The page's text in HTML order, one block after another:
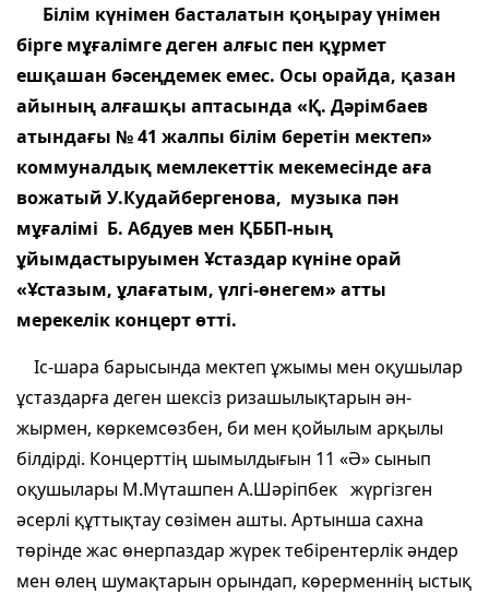
Білім күнімен басталатын қоңырау үнімен
бірге мұғалімге деген алғыс пен құрмет
ешқашан бәсеңдемек емес. Осы орайда, қазан
айының алғашқы аптасында «Қ. Дәрімбаев
атындағы № 41 жалпы білім беретін мектеп»
коммуналдық мемлекеттік мекемесінде аға
вожатый У.Кудайбергенова, музыка пән
мұғалімі Б. Абдуев мен ҚББП-ның
ұйымдастыруымен Ұстаздар күніне орай
«Ұстазым, ұлағатым, үлгі-өнегем» атты
мерекелік концерт өтті.
Іс-шара барысында мектеп ұжымы мен оқушылар
ұстаздарға деген шексіз ризашылықтарын ән-
жырмен, көркемсөзбен, би мен қойылым арқылы
білдірді. Концерттің шымылдығын 11 «Ә» сынып
оқушылары М.Мүташпен А.Шәріпбек жүргізген
әсерлі құттықтау сөзімен ашты. Артынша сахна
төрінде жас өнерпаздар жүрек тебірентерлік әндер
мен өлең шумақтарын орындап, көрерменнің ыстық